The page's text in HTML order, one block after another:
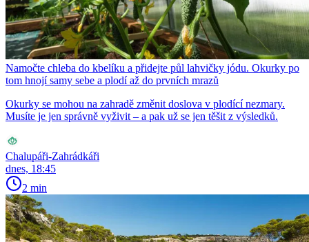
Namočte chleba do kbelíku a přidejte půl lahvičky jódu. Okurky po
tom hnojí samy sebe a plodí až do prvních mrazů
Okurky se mohou na zahradě změnit doslova v plodící nezmary.
Musíte je jen správně vyživit – a pak už se jen těšit z výsledků.
Chalupáři-Zahrádkáři
dnes, 18:45
2 min